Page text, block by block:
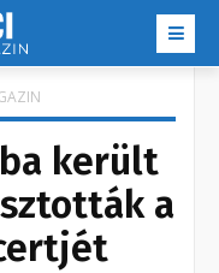
került
a